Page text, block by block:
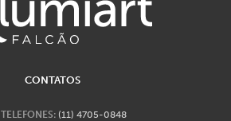
CONTATOS
TELEFONES: (11) 4705-0848